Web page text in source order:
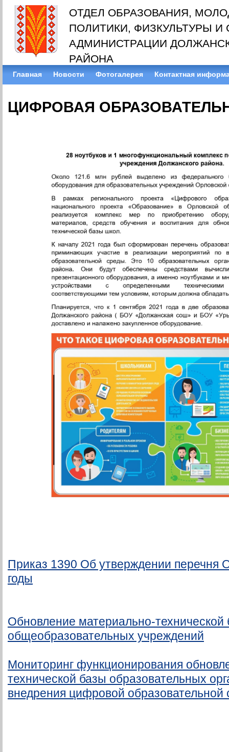
ОТДЕЛ ОБРАЗОВАНИЯ,
ПОЛИТИКИ, ФИЗКУЛЬТУРЫ И
АДМИНИСТРАЦИИ
РАЙОНА
Главная Новости Фотогалерея Контактная
ЦИФРОВАЯ
Приказ 1390 Об утверждении
годы
Обновление материально-технической
общеобразовательных учреждений
Мониторинг функционирования
технической базы образовательных
внедрения цифровой образовательной